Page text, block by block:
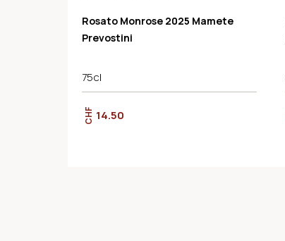
Rosato Monrose 2025 Mamete
Prevostini
75cl
CHF 14.50